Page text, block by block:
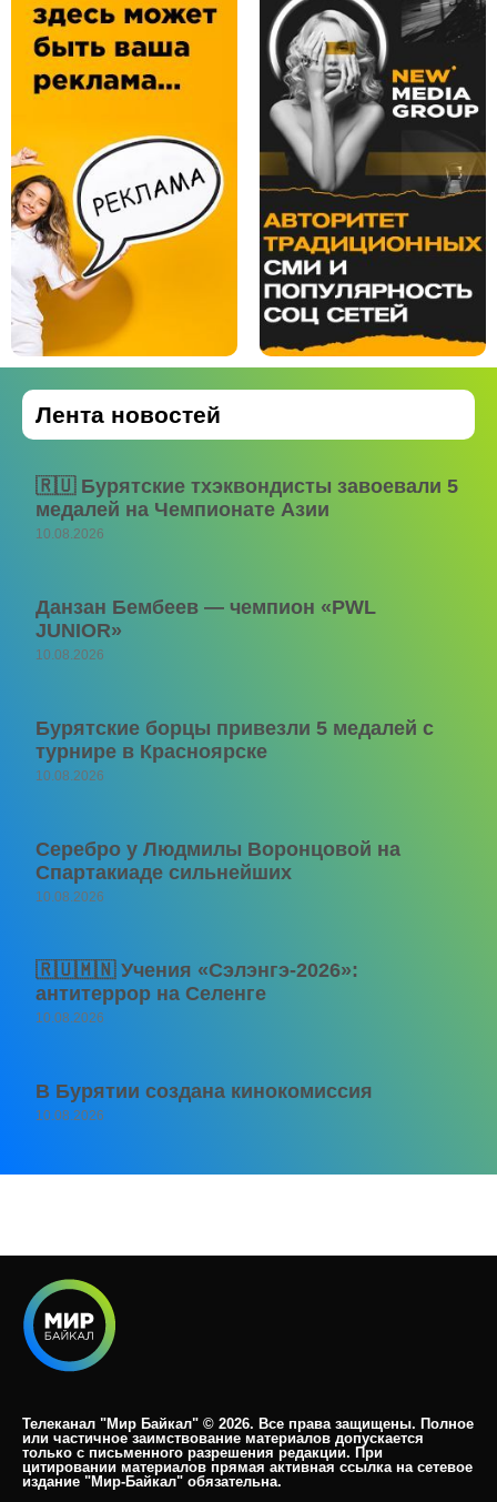
Лента новостей
🇷🇺 Бурятские тхэквондисты завоевали 5
медалей на Чемпионате Азии
10.08.2026
Данзан Бембеев — чемпион «PWL
JUNIOR»
10.08.2026
Бурятские борцы привезли 5 медалей с
турнире в Красноярске
10.08.2026
Серебро у Людмилы Воронцовой на
Спартакиаде сильнейших
10.08.2026
🇷🇺🇲🇳 Учения «Сэлэнгэ-2026»:
антитеррор на Селенге
10.08.2026
В Бурятии создана кинокомиссия
10.08.2026
Телеканал "Мир Байкал" © 2026. Все права защищены. Полное
или частичное заимствование материалов допускается
только с письменного разрешения редакции. При
цитировании материалов прямая активная ссылка на сетевое
издание "Мир-Байкал" обязательна.​